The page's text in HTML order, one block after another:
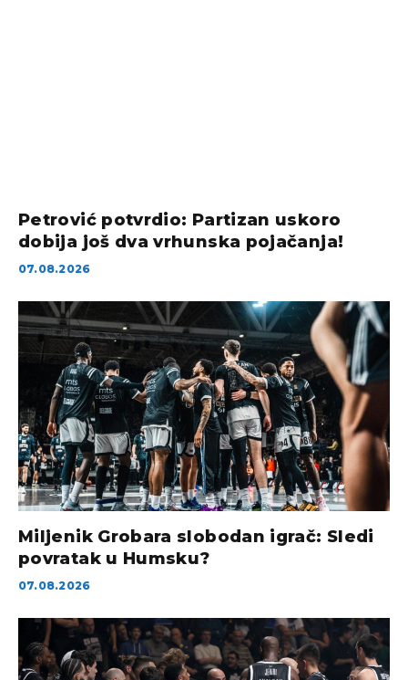
Petrović potvrdio: Partizan uskoro
dobija još dva vrhunska pojačanja!
07.08.2026
Miljenik Grobara slobodan igrač: Sledi
povratak u Humsku?
07.08.2026